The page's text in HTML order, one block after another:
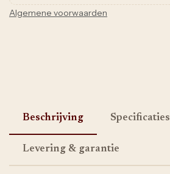
Algemene voorwaarden
Beschrijving Specificaties
Levering & garantie